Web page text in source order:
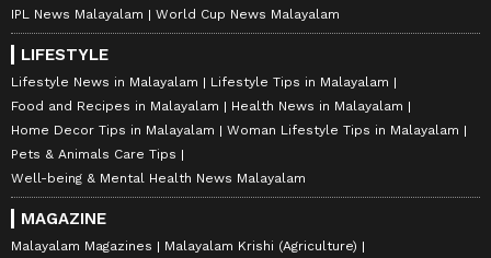
IPL News Malayalam
World Cup News Malayalam
LIFESTYLE
Lifestyle News in Malayalam
Lifestyle Tips in Malayalam
Food and Recipes in Malayalam
Health News in Malayalam
Home Decor Tips in Malayalam
Woman Lifestyle Tips in Malayalam
Pets & Animals Care Tips
Well-being & Mental Health News Malayalam
MAGAZINE
Malayalam Magazines
Malayalam Krishi (Agriculture)